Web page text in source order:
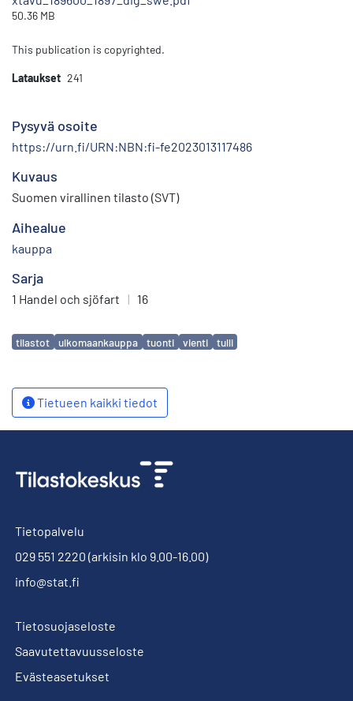
50.36 MB
This publication is copyrighted.
Lataukset 241
Pysyvä osoite
https://urn.fi/URN:NBN:fi-fe2023013117486
Kuvaus
Suomen virallinen tilasto (SVT)
Aihealue
kauppa
Sarja
1 Handel och sjöfart | 16
Avainsanat
tilastot ulkomaankauppa tuonti vienti tulli
Tietueen kaikki tiedot
Tietopalvelu
029 551 2220 (arkisin klo 9.00-16.00)
info@stat.fi
Tietosuojaseloste
Saavutettavuusseloste
Evästeasetukset